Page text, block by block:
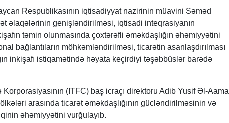
Respublikasının iqtisadiyyat nazirinin müavini Səməd
əlaqələrinin genişləndirilməsi, iqtisadi inteqrasiyanın
təmin olunmasında çoxtərəfli əməkdaşlığın əhəmiyyətini
bağlantıların möhkəmləndirilməsi, ticarətin asanlaşdırılması
inkişafı istiqamətində həyata keçirdiyi təşəbbüslər barədə
(ITFC) baş icraçı direktoru Adib Yusif Əl-Aama
arasında ticarət əməkdaşlığının gücləndirilməsinin və
əhəmiyyətini vurğulayıb.